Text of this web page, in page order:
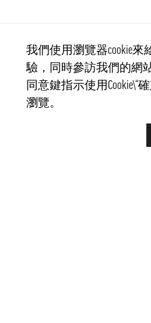
我們使用瀏覽器cookie來
驗，同時參訪我們的網
同意鍵指示使用Cookie\“
瀏覽。